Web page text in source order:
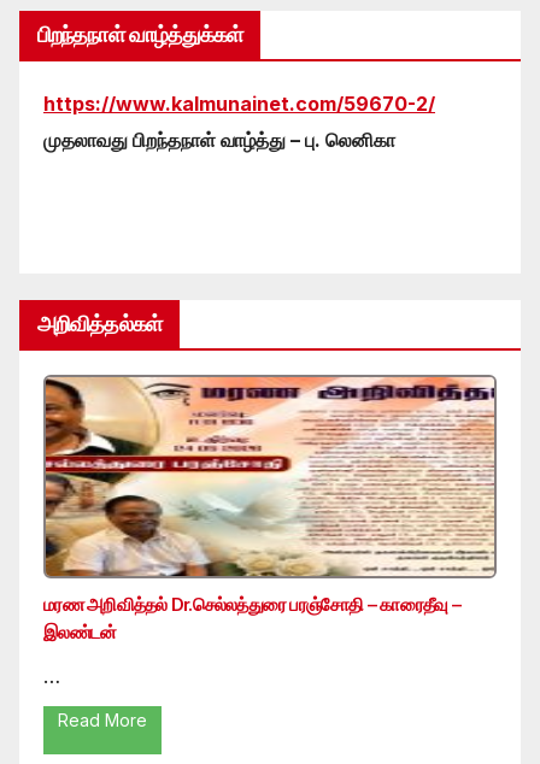
பிறந்தநாள் வாழ்த்துக்கள்
https://www.kalmunainet.com/59670-2/
முதலாவது பிறந்தநாள் வாழ்த்து – பு. லெனிகா
அறிவித்தல்கள்
மரண அறிவித்தல் Dr.செல்லத்துரை பரஞ்சோதி – காரைதீவு –
இலண்டன்
…
Read More